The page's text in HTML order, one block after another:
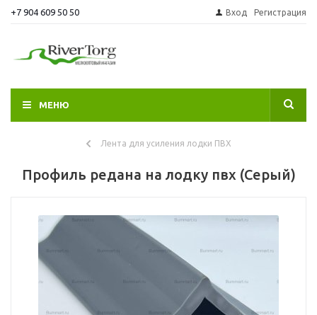
+7 904 609 50 50 Вход Регистрация
МЕНЮ
Лента для усиления лодки ПВХ
Профиль редана на лодку пвх (Серый)